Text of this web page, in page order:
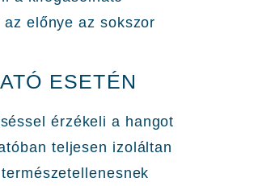
előnye az sokszor
ESETÉN
érzékeli a hangot
teljesen izoláltan